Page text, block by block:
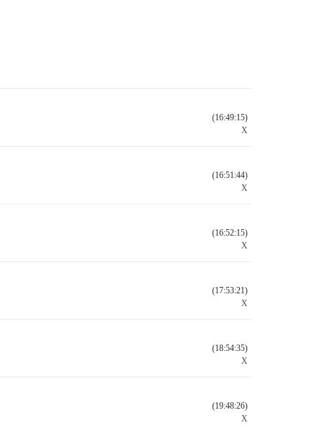
(16:49:15)
X
(16:51:44)
X
(16:52:15)
X
(17:53:21)
X
(18:54:35)
X
(19:48:26)
X